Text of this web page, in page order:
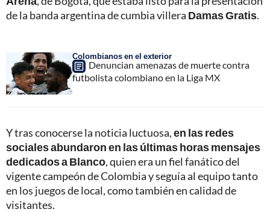
de la banda argentina de cumbia villera Damas Gratis.
Colombianos en el exterior
Denuncian amenazas de muerte contra
futbolista colombiano en la Liga MX
Y tras conocerse la noticia luctuosa,en las redes
sociales abundaron en las últimas horas mensajes
dedicados a Blanco, quien era un fiel fanático del
vigente campeón de Colombia y seguía al equipo tanto
en los juegos de local, como también en calidad de
visitantes.